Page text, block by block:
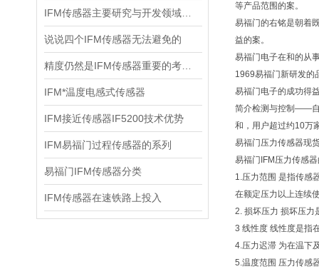
说说四个IFM传感器无法避免的
IFM*温度电感式传感器
IFM接近传感器IF5200技术优势
IFM易福门过程传感器的系列
易福门IFM传感器分类
IFM传感器在速铁路上投入
等产品范围的案。
易福门的右铭是朝着
益的案。
易福门电子在和的从
1969易福门新研发的
易福门电子的成功得
简介检测与控制——自
和，用户超过约10万
易福门压力传感器现
易福门IFM压力传感
1.压力范围 是指传感
在额定压力以上连续
2. 损坏压力 损坏压力
3 线性度 线性度是指
4.压力迟滞 为在温下
5.温度范围 压力传感